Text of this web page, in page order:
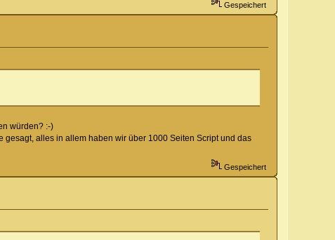
Gespeichert
würden? :-)
alles in allem haben wir über 1000 Seiten Script und das
Gespeichert